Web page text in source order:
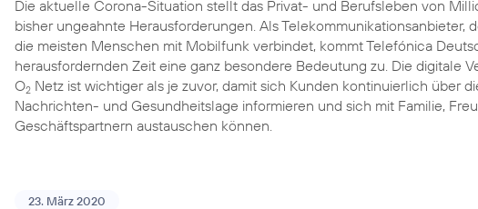
Die aktuelle Corona-Situation stellt das Privat- und Berufsleben von
bisher ungeahnte Herausforderungen. Als Telekommunikationsanbieter,
die meisten Menschen mit Mobilfunk verbindet, kommt Telefónica
herausfordernden Zeit eine ganz besondere Bedeutung zu. Die digitale
O2 Netz ist wichtiger als je zuvor, damit sich Kunden kontinuierlich über
Nachrichten- und Gesundheitslage informieren und sich mit Familie,
Geschäftspartnern austauschen können.
23. März 2020